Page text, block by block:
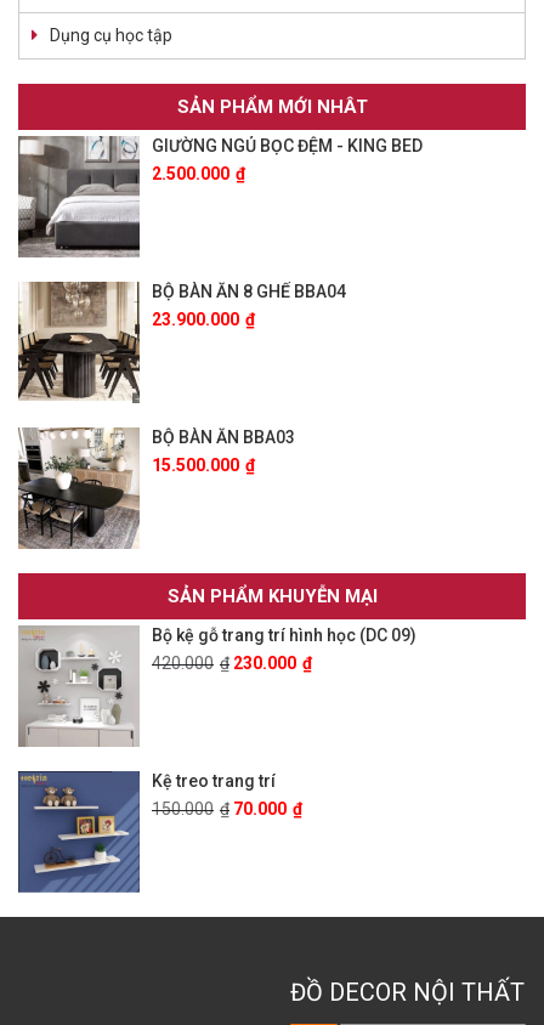
Dụng cụ học tập
SẢN PHẨM MỚI NHÂT
GIƯỜNG NGỦ BỌC ĐỆM - KING BED
2.500.000 ₫
BỘ BÀN ĂN 8 GHẾ BBA04
23.900.000 ₫
BỘ BÀN ĂN BBA03
15.500.000 ₫
SẢN PHẨM KHUYỄN MẠI
Bộ kệ gỗ trang trí hình học (DC 09)
420.000 ₫ 230.000 ₫
Kệ treo trang trí
150.000 ₫ 70.000 ₫
ĐỒ DECOR NỘI THẤT